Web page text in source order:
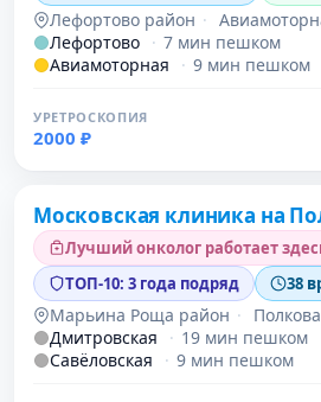
Лефортово район ·
Лефортово · 7 мин пешком
Авиамоторная
· 9 мин пешком
УРЕТРОСКОПИЯ
2000 ₽
Проверено
Московская клиника на
Лучший онколог работает
ТОП-10: 3 года подряд
38
Марьина Роща район ·
Дмитровская
· 19 мин пешком
Савёловская
· 9 мин пешком